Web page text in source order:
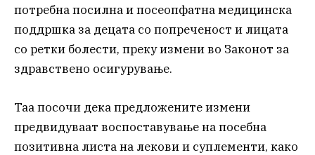
потребна посилна и посеопфатна медицинска
поддршка за децата со попреченост и лицата
со ретки болести, преку измени во Законот за
здравствено осигурување.
Таа посочи дека предложените измени
предвидуваат воспоставување на посебна
позитивна листа на лекови и суплементи, како